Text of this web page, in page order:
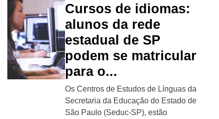
Cursos de idiomas:
alunos da rede
estadual de SP
podem se matricular
para o...
Os Centros de Estudos de Línguas da
Secretaria da Educação do Estado de
São Paulo (Seduc-SP), estão